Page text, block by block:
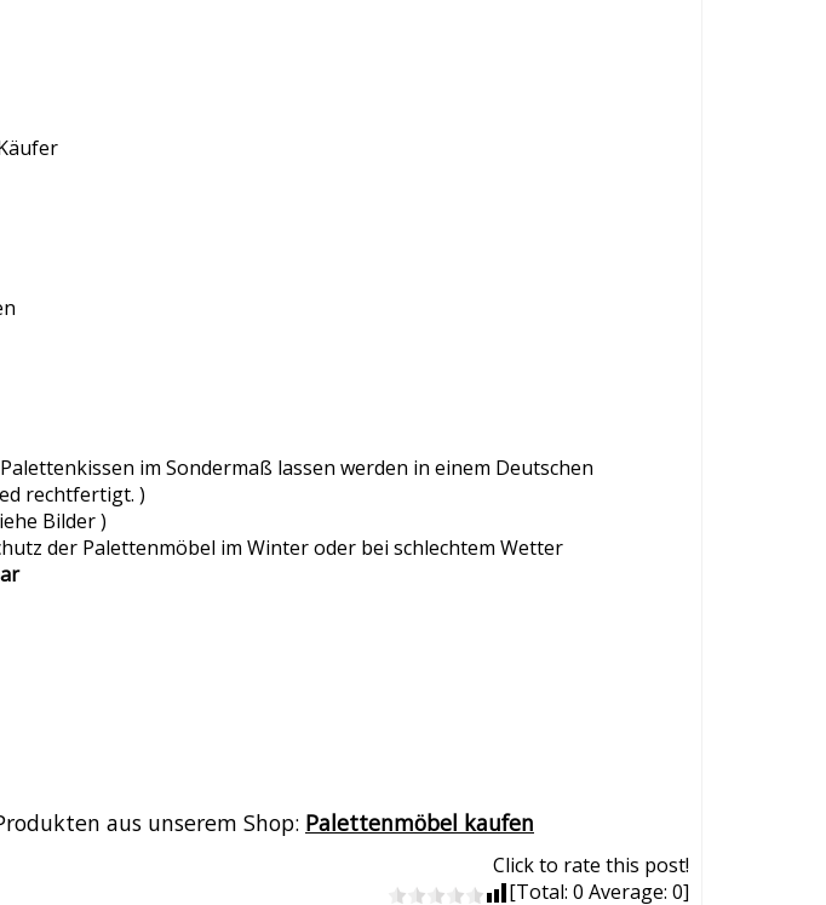
im Sondermaß lassen werden in einem Deutschen
rechtfertigt. )
Bilder )
der Palettenmöbel im Winter oder bei schlechtem Wetter
aus unserem Shop: Palettenmöbel kaufen
Click to rate this post!
[Total: 0 Average: 0]